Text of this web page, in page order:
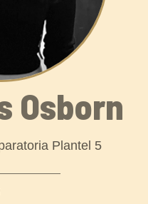
Osborn
Plantel 5